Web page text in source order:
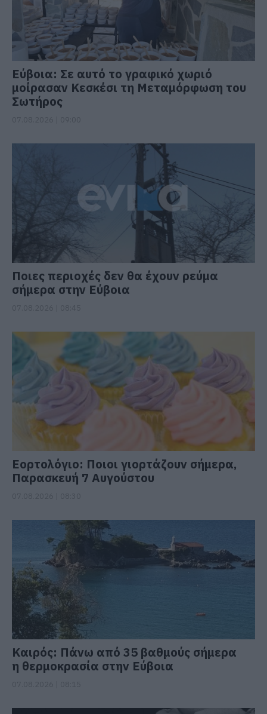
Εύβοια: Σε αυτό το γραφικό χωριό
μοίρασαν Κεσκέσι τη Μεταμόρφωση του
Σωτήρος
Ποιες περιοχές δεν θα έχουν ρεύμα
σήμερα στην Εύβοια
Εορτολόγιο: Ποιοι γιορτάζουν σήμερα,
Παρασκευή 7 Αυγούστου
Καιρός: Πάνω από 35 βαθμούς σήμερα
η θερμοκρασία στην Εύβοια